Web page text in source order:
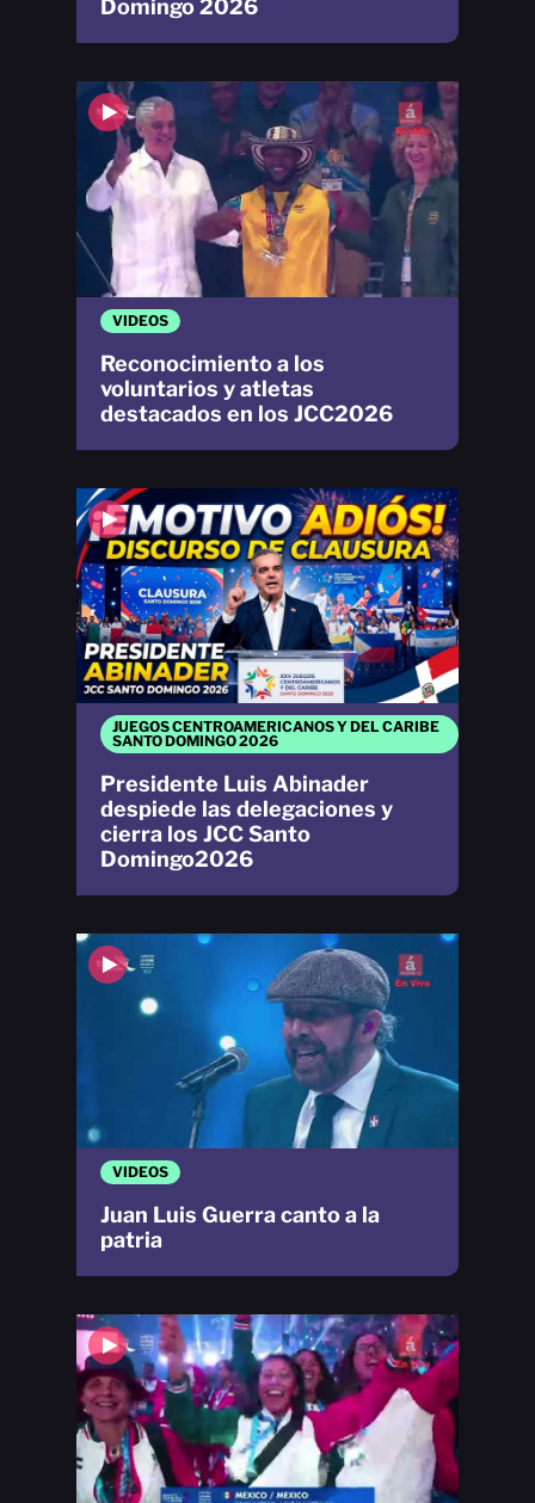
VIDEOS
Reconocimiento a los
voluntarios y atletas
destacados en los JCC2026
Domingo 2026
VIDEOS
Juan Luis Guerra canto a la
patria
JUEGOS CENTROAMERICANOS Y DEL CARIBE
SANTO DOMINGO 2026
Presidente Luis Abinader
despiede las delegaciones y
cierra los JCC Santo
Domingo2026